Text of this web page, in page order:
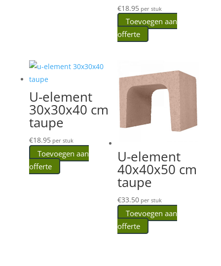
€18.95per stuk
Toevoegen aan
offerte
U-element
30x30x40 cm
taupe
€18.95per stuk
Toevoegen aan
offerte
U-element
40x40x50 cm
taupe
€33.50per stuk
Toevoegen aan
offerte